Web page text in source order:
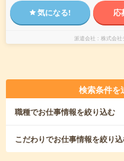
気になる! 応
派遣会社 株式会
検索条件を
職種でお仕事情報を絞り込む
こだわりでお仕事情報を絞り